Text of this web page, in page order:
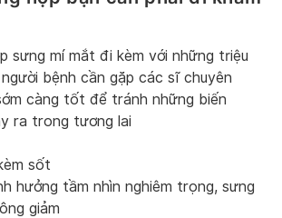
sưng mí mắt đi kèm với những triệu
bệnh cần gặp các sĩ chuyên
càng tốt để tránh những biến
ra trong tương lai
sốt
hưởng tầm nhìn nghiêm trọng, sưng
giảm